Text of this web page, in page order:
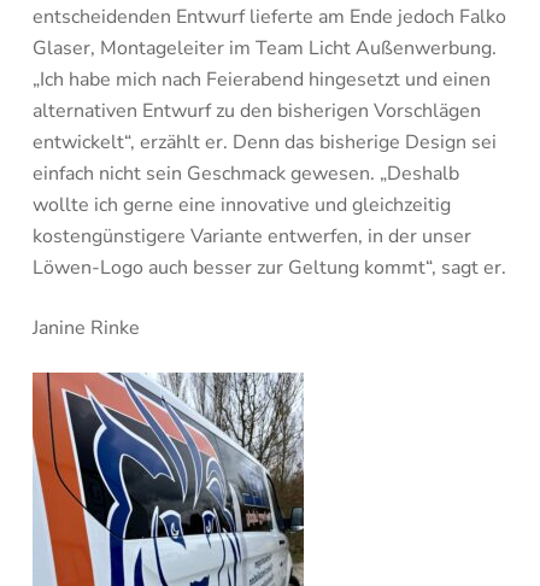
entscheidenden Entwurf lieferte am Ende jedoch Falko
Glaser, Montageleiter im Team Licht Außenwerbung.
„Ich habe mich nach Feierabend hingesetzt und einen
alternativen Entwurf zu den bisherigen Vorschlägen
entwickelt“, erzählt er. Denn das bisherige Design sei
einfach nicht sein Geschmack gewesen. „Deshalb
wollte ich gerne eine innovative und gleichzeitig
kostengünstigere Variante entwerfen, in der unser
Löwen-Logo auch besser zur Geltung kommt“, sagt er.
Janine Rinke